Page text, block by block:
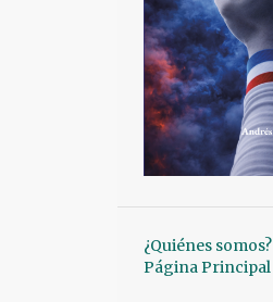
¿Quiénes somos?
Página Principal